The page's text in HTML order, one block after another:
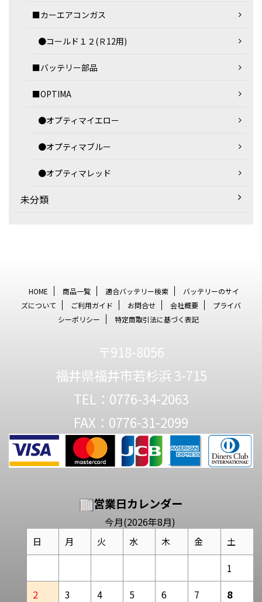
■カーエアコンガス
●コールド１２(Ｒ12用)
■バッテリー部品
■OPTIMA
●オプティマイエロー
●オプティマブルー
●オプティマレッド
未分類
HOME 商品一覧 適合バッテリー検索
バッテリーのサイ
ズについて
ご利用ガイド お問合せ 会社概要
プライバ
シーポリシー
特定商取引法に基づく表記
〒918-8056
福井県福井市若杉浜 3-715
TEL：0776-34-2063
FAX：0776-31-2099
営業日カレンダー
今月(2026年8月)
日 月 火 水 木 金 土
1
2
3 4 5 6 7
8